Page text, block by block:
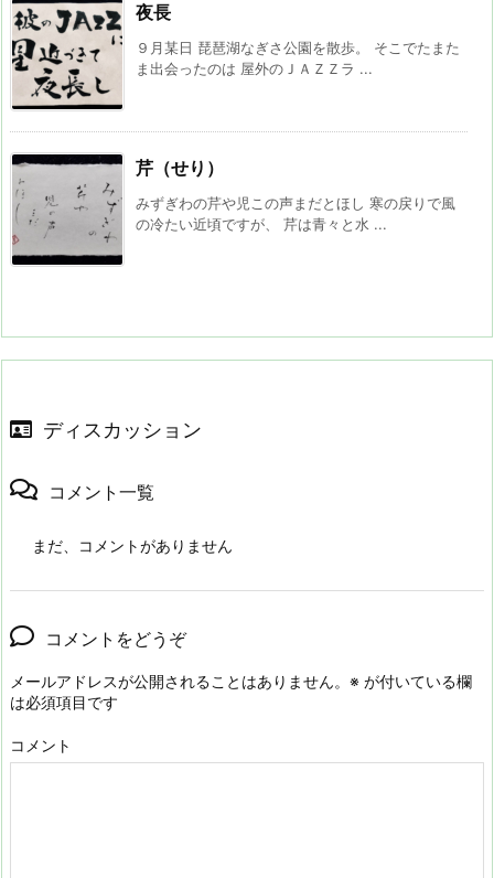
夜長
９月某日 琵琶湖なぎさ公園を散歩。 そこでたまた
ま出会ったのは 屋外のＪＡＺＺラ ...
芹（せり）
みずぎわの芹や児この声まだとほし 寒の戻りで風
の冷たい近頃ですが、 芹は青々と水 ...
ディスカッション
コメント一覧
まだ、コメントがありません
コメントをどうぞ
メールアドレスが公開されることはありません。 ※ が付いている欄
は必須項目です
コメント